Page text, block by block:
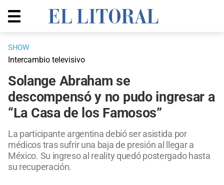
SHOW
Intercambio televisivo
Solange Abraham se
descompensó y no pudo ingresar a
“La Casa de los Famosos”
La participante argentina debió ser asistida por
médicos tras sufrir una baja de presión al llegar a
México. Su ingreso al reality quedó postergado hasta
su recuperación.